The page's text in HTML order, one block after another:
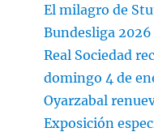
El milagro de
Bundesliga 2026
Real Sociedad
domingo 4 de
Oyarzabal
Exposición